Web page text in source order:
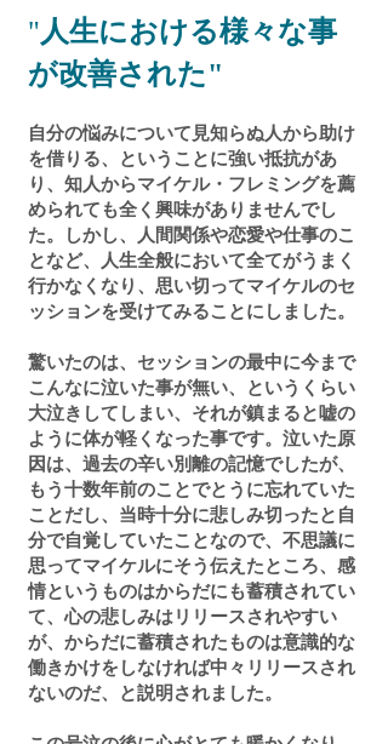
"人生における様々な事
が改善された"
自分の悩みについて見知らぬ人から助け
を借りる、ということに強い抵抗があ
り、知人からマイケル・フレミングを薦
められても全く興味がありませんでし
た。しかし、人間関係や恋愛や仕事のこ
となど、人生全般において全てがうまく
行かなくなり、思い切ってマイケルのセ
ッションを受けてみることにしました。
驚いたのは、セッションの最中に今まで
こんなに泣いた事が無い、というくらい
大泣きしてしまい、それが鎮まると嘘の
ように体が軽くなった事です。泣いた原
因は、過去の辛い別離の記憶でしたが、
もう十数年前のことでとうに忘れていた
ことだし、当時十分に悲しみ切ったと自
分で自覚していたことなので、不思議に
思ってマイケルにそう伝えたところ、感
情というものはからだにも蓄積されてい
て、心の悲しみはリリースされやすい
が、からだに蓄積されたものは意識的な
働きかけをしなければ中々リリースされ
ないのだ、と説明されました。